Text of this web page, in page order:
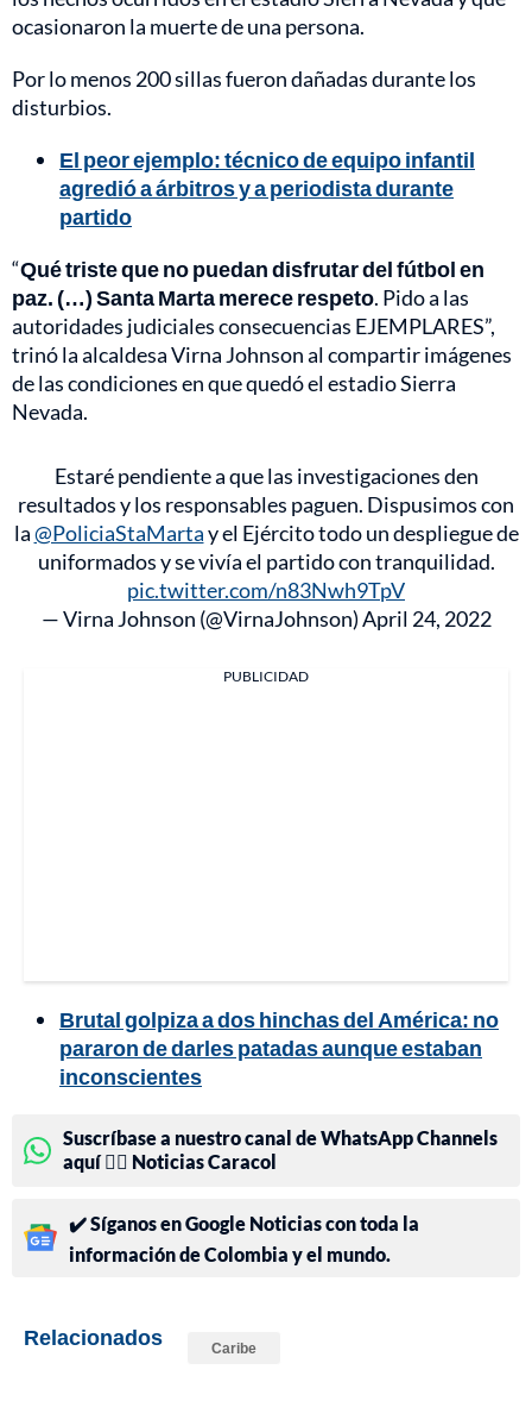
ocasionaron la muerte de una persona.
Por lo menos 200 sillas fueron dañadas durante los
disturbios.
El peor ejemplo: técnico de equipo infantil
agredió a árbitros y a periodista durante
partido
“Qué triste que no puedan disfrutar del fútbol en
paz. (…) Santa Marta merece respeto. Pido a las
autoridades judiciales consecuencias EJEMPLARES”,
trinó la alcaldesa Virna Johnson al compartir imágenes
de las condiciones en que quedó el estadio Sierra
Nevada.
Estaré pendiente a que las investigaciones den
resultados y los responsables paguen. Dispusimos con
la@PoliciaStaMartay el Ejército todo un despliegue de
uniformados y se vivía el partido con tranquilidad.
pic.twitter.com/n83Nwh9TpV
— Virna Johnson (@VirnaJohnson)April 24, 2022
PUBLICIDAD
Brutal golpiza a dos hinchas del América: no
pararon de darles patadas aunque estaban
inconscientes
Suscríbase a nuestro canal de WhatsApp Channels
aquí 👉🏻 Noticias Caracol
✔️ Síganos en Google Noticias con toda la
información de Colombia y el mundo.
Relacionados Caribe